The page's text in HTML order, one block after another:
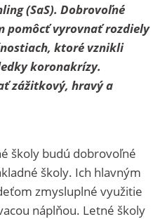
(SaS). Dobrovoľné
pomôcť vyrovnať rozdiely
ktoré vznikli
koronakrízy.
zážitkový, hravý a
školy budú dobrovoľné
školy. Ich hlavným
zmysluplné využitie
náplňou. Letné školy